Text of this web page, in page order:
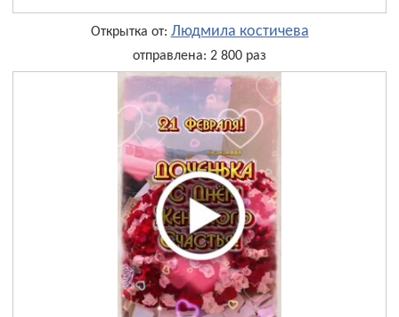
Открытка от: Людмила костичева
отправлена: 2 800 раз